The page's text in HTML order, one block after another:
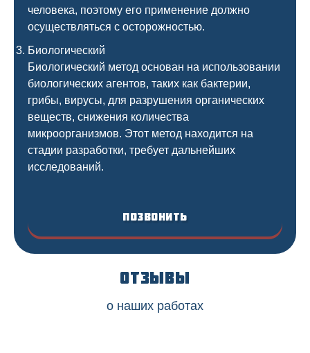
Отзывы
о наших работах
человека, поэтому его применение должно
осуществляться с осторожностью.
Биологический
Биологический метод основан на использовании
биологических агентов, таких как бактерии,
грибы, вирусы, для разрушения органических
веществ, снижения количества
микроорганизмов. Этот метод находится на
стадии разработки, требует дальнейших
исследований.
Позвонить